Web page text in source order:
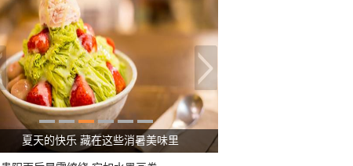
夏天的快乐 藏在这些消暑美味里